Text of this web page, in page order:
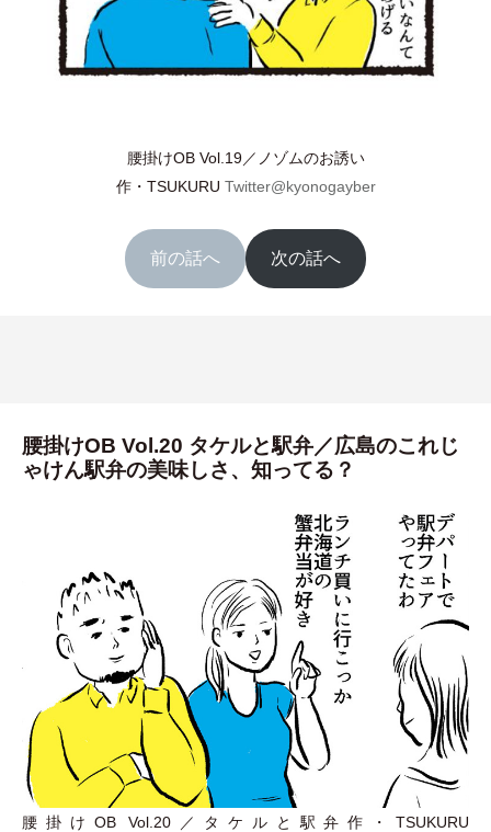
腰掛けOB Vol.19／ノゾムのお誘い
作・ TSUKURU Twitter@kyonogayber
前の話へ 次の話へ
腰掛けOB Vol.20 タケルと駅弁／広島のこれじ
ゃけん駅弁の美味しさ、知ってる？
腰掛けOB Vol.20／タケルと駅弁作 ・TSUKURU